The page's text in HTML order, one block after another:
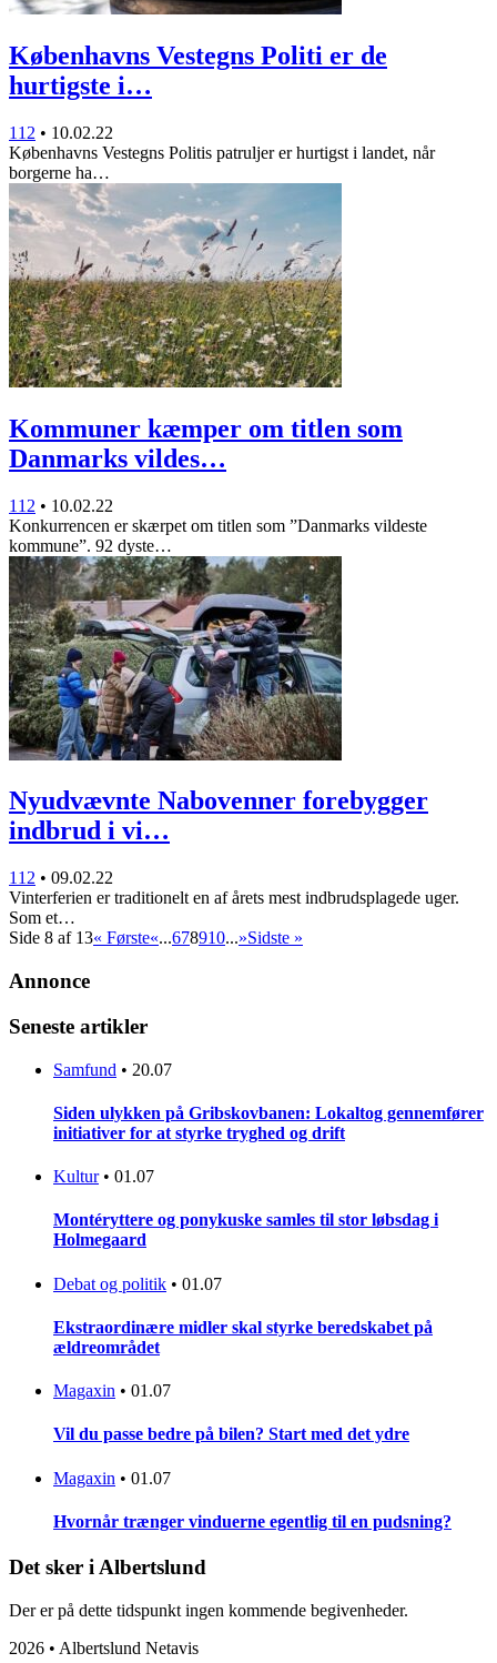
Københavns Vestegns Politi er de
hurtigste i…
112 • 10.02.22
Københavns Vestegns Politis patruljer er hurtigst i landet, når
borgerne ha…
Kommuner kæmper om titlen som
Danmarks vildes…
112 • 10.02.22
Konkurrencen er skærpet om titlen som ”Danmarks vildeste
kommune”. 92 dyste…
Nyudvævnte Nabovenner forebygger
indbrud i vi…
112 • 09.02.22
Vinterferien er traditionelt en af årets mest indbrudsplagede uger.
Som et…
Side 8 af 13« Første«...678910...»Sidste »
Annonce
Seneste artikler
Samfund • 20.07
Siden ulykken på Gribskovbanen: Lokaltog gennemfører
initiativer for at styrke tryghed og drift
Kultur • 01.07
Montéryttere og ponykuske samles til stor løbsdag i
Holmegaard
Debat og politik • 01.07
Ekstraordinære midler skal styrke beredskabet på
ældreområdet
Magaxin • 01.07
Vil du passe bedre på bilen? Start med det ydre
Magaxin • 01.07
Hvornår trænger vinduerne egentlig til en pudsning?
Det sker i Albertslund
Der er på dette tidspunkt ingen kommende begivenheder.
2026 • Albertslund Netavis